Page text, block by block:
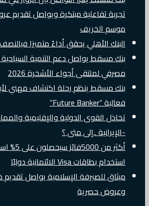
تجربة تفاعلية مبتكرة ويواصل تقديم
موسم الخريف
البنك الأهلي يحقق أداءً متميزا فيالنصف
بنك مسقط يواصل دعم التنمية السياحية
مصرفي لملتقى أجواء الأشخرة 2026
بنك مسقط ينظم رحلة اكتشاف مهني
فعالية “Future Banker”
تخاذل القوى الدولية والإقليمية
-الإيرانية ..إلى متى ؟
أكثر من
استخدام بطاقات Visa الائتمانية دوليًا
ميثاق للصيرفة الإسلامية يواصل تقديم
وعروض حصرية